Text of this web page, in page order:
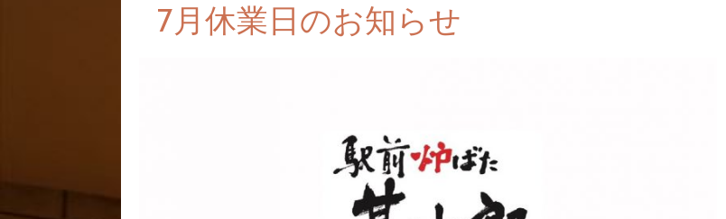
7月休業日のお知らせ